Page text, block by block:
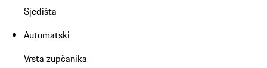
Sjedišta
Automatski
Vrsta zupčanika